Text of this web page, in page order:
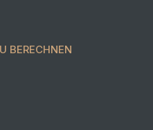
BERECHNEN